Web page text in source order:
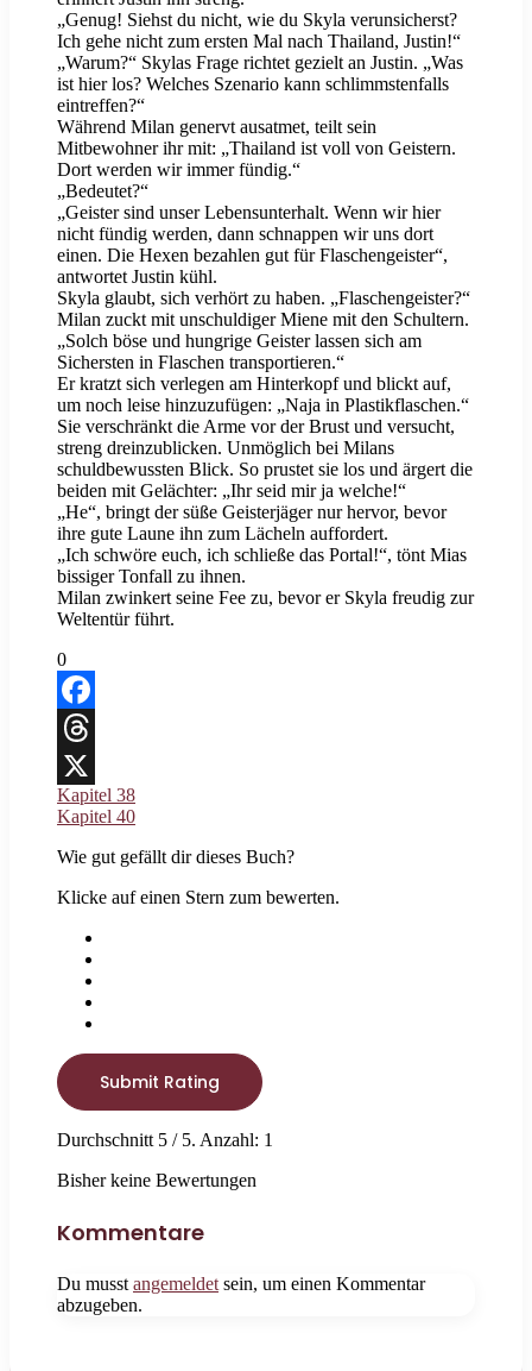
„Genug! Siehst du nicht, wie du Skyla verunsicherst?
Ich gehe nicht zum ersten Mal nach Thailand, Justin!“
„Warum?“ Skylas Frage richtet gezielt an Justin. „Was
ist hier los? Welches Szenario kann schlimmstenfalls
eintreffen?“
Während Milan genervt ausatmet, teilt sein
Mitbewohner ihr mit: „Thailand ist voll von Geistern.
Dort werden wir immer fündig.“
„Bedeutet?“
„Geister sind unser Lebensunterhalt. Wenn wir hier
nicht fündig werden, dann schnappen wir uns dort
einen. Die Hexen bezahlen gut für Flaschengeister“,
antwortet Justin kühl.
Skyla glaubt, sich verhört zu haben. „Flaschengeister?“
Milan zuckt mit unschuldiger Miene mit den Schultern.
„Solch böse und hungrige Geister lassen sich am
Sichersten in Flaschen transportieren.“
Er kratzt sich verlegen am Hinterkopf und blickt auf,
um noch leise hinzuzufügen: „Naja in Plastikflaschen.“
Sie verschränkt die Arme vor der Brust und versucht,
streng dreinzublicken. Unmöglich bei Milans
schuldbewussten Blick. So prustet sie los und ärgert die
beiden mit Gelächter: „Ihr seid mir ja welche!“
„He“, bringt der süße Geisterjäger nur hervor, bevor
ihre gute Laune ihn zum Lächeln auffordert.
„Ich schwöre euch, ich schließe das Portal!“, tönt Mias
bissiger Tonfall zu ihnen.
Milan zwinkert seine Fee zu, bevor er Skyla freudig zur
Weltentür führt.
0
Facebook
Threads
X
Kapitel 38
Kapitel 40
Wie gut gefällt dir dieses Buch?
Klicke auf einen Stern zum bewerten.
Submit Rating
Durchschnitt 5 / 5. Anzahl: 1
Bisher keine Bewertungen
Kommentare
Du musst angemeldet sein, um einen Kommentar
abzugeben.